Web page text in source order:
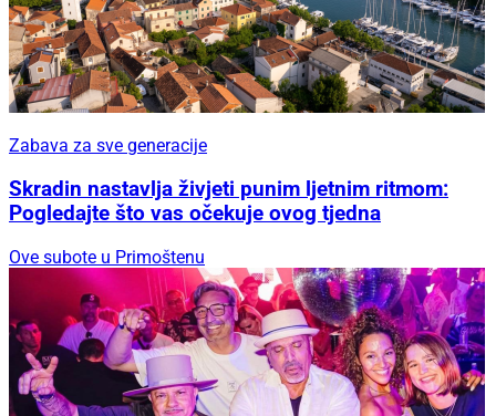
Zabava za sve generacije
Skradin nastavlja živjeti punim ljetnim ritmom:
Pogledajte što vas očekuje ovog tjedna
Ove subote u Primoštenu